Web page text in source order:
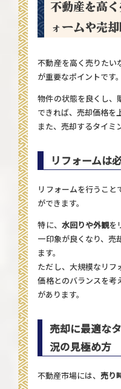
不動産を高
ォームや売
不動産を高く売りたい
が重要なポイントです。
物件の状態を良くし、
できれば、売却価格を
また、売却するタイミ
リフォームは
リフォームを行うこと
ができます。
特に、 水回りや外観を
一印象が良くなり、売
ます。
ただし、大規模なリフ
価格とのバランスを考
があります。
売却に最適な
況の見極め方
不動産市場には、売り